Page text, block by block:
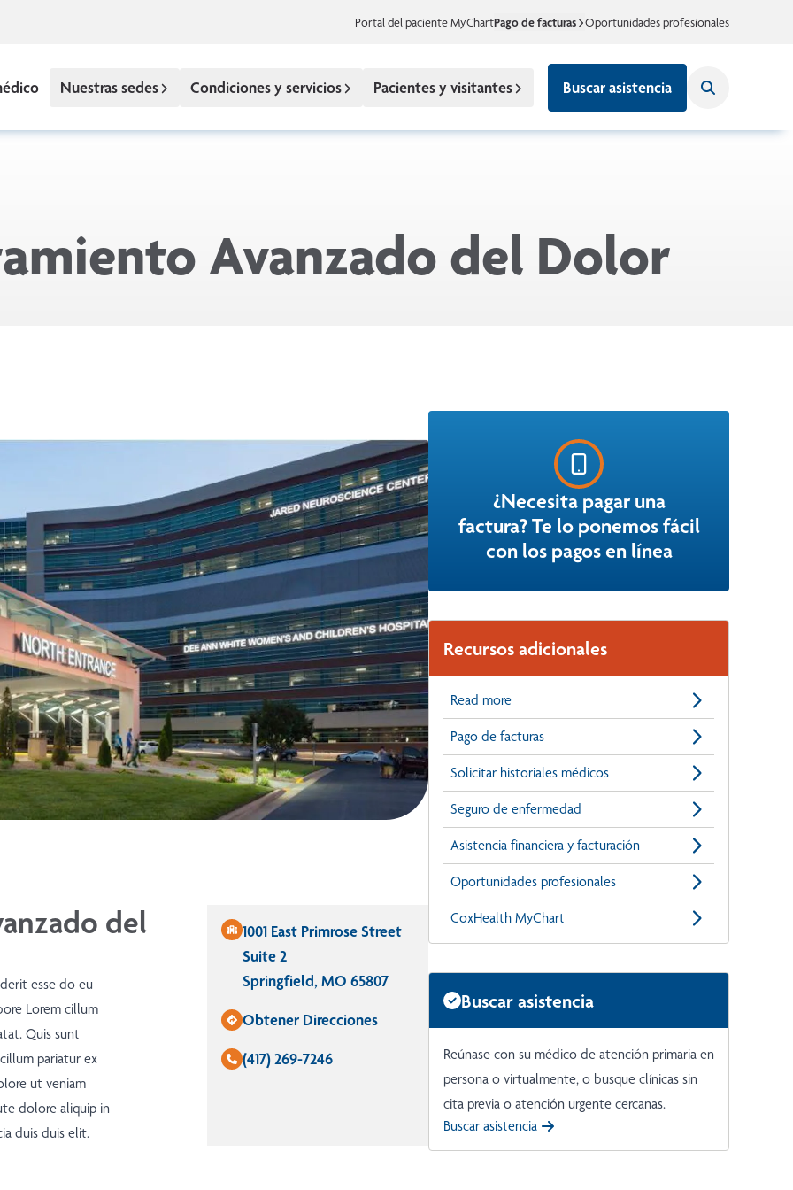
Portal del paciente MyChartPago de facturas Oportunidades profesionales
Nuestras sedes Condiciones y servicios Pacientes y visitantes Buscar asistencia
Avanzado del Dolor
del
esse do eu
Lorem cillum
Quis sunt
pariatur ex
ut veniam
dolore aliquip in
duis duis elit.
1001 East Primrose Street
Suite 2
Springfield, MO 65807
Obtener Direcciones
(417) 269-7246
¿Necesita pagar una
factura? Te lo ponemos fácil
con los pagos en línea
Recursos adicionales
Read more
Pago de facturas
Solicitar historiales médicos
Seguro de enfermedad
Asistencia financiera y facturación
Oportunidades profesionales
CoxHealth MyChart
Buscar asistencia
Reúnase con su médico de atención primaria en
persona o virtualmente, o busque clínicas sin
cita previa o atención urgente cercanas.
Buscar asistencia